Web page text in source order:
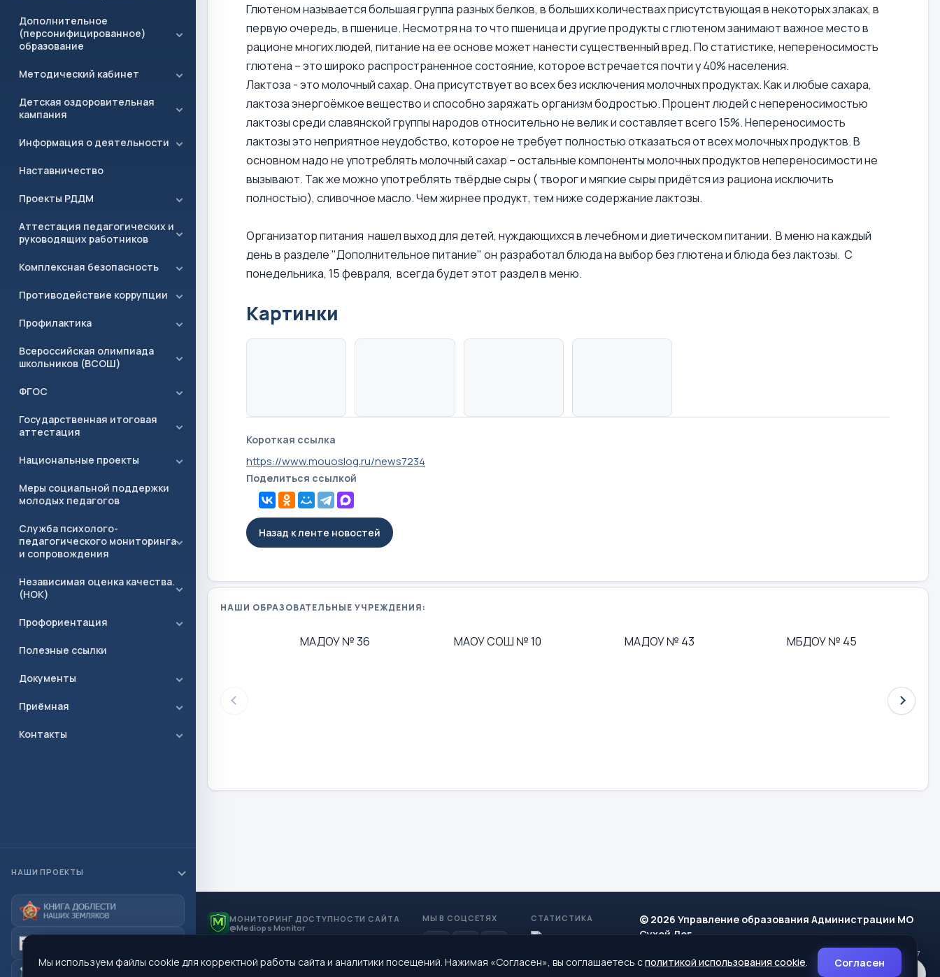
Дополнительное
(персонифицированное)
образование
Методический кабинет
Детская оздоровительная
кампания
Информация о деятельности
Наставничество
Проекты РДДМ
Аттестация педагогических и
руководящих работников
Комплексная безопасность
Противодействие коррупции
Профилактика
Всероссийская олимпиада
школьников (ВСОШ)
ФГОС
Государственная итоговая
аттестация
Национальные проекты
Меры социальной поддержки
молодых педагогов
Служба психолого-
педагогического мониторинга
и сопровождения
Независимая оценка качества.
(НОК)
Профориентация
Полезные ссылки
Документы
Приёмная
Контакты
НАШИ ПРОЕКТЫ
Глютеном называется большая группа разных белков, в больших количествах присутствующая в некоторых злаках, в
первую очередь, в пшенице. Несмотря на то что пшеница и другие продукты с глютеном занимают важное место в
рационе многих людей, питание на ее основе может нанести существенный вред. По статистике, непереносимость
глютена – это широко распространенное состояние, которое встречается почти у 40% населения.
Лактоза - это молочный сахар. Она присутствует во всех без исключения молочных продуктах. Как и любые сахара,
лактоза энергоёмкое вещество и способно заряжать организм бодростью. Процент людей с непереносимостью
лактозы среди славянской группы народов относительно не велик и составляет всего 15%. Непереносимость
лактозы это неприятное неудобство, которое не требует полностью отказаться от всех молочных продуктов. В
основном надо не употреблять молочный сахар – остальные компоненты молочных продуктов непереносимости не
вызывают. Так же можно употреблять твёрдые сыры ( творог и мягкие сыры придётся из рациона исключить
полностью), сливочное масло. Чем жирнее продукт, тем ниже содержание лактозы.
Организатор питания нашел выход для детей, нуждающихся в лечебном и диетическом питании. В меню на каждый
день в разделе "Дополнительное питание" он разработал блюда на выбор без глютена и блюда без лактозы. С
понедельника, 15 февраля, всегда будет этот раздел в меню.
Картинки
Короткая ссылка
https://www.mouoslog.ru/news7234
Поделиться ссылкой
Назад к ленте новостей
НАШИ ОБРАЗОВАТЕЛЬНЫЕ УЧРЕЖДЕНИЯ:
МАДОУ № 36 МАОУ СОШ № 10 МАДОУ № 43 МБДОУ № 45
МОНИТОРИНГ ДОСТУПНОСТИ САЙТА
@Mediops Monitor
МЫ В СОЦСЕТЯХ СТАТИСТИКА
© 2026 Управление образования Администрации МО
Сухой Лог
624800, Свердловская область, г. Сухой Лог, ул. Кирова, дом 7
Мы используем файлы cookie для корректной работы сайта и аналитики посещений. Нажимая «Согласен», вы соглашаетесь сполитикой использования cookie. Согласен